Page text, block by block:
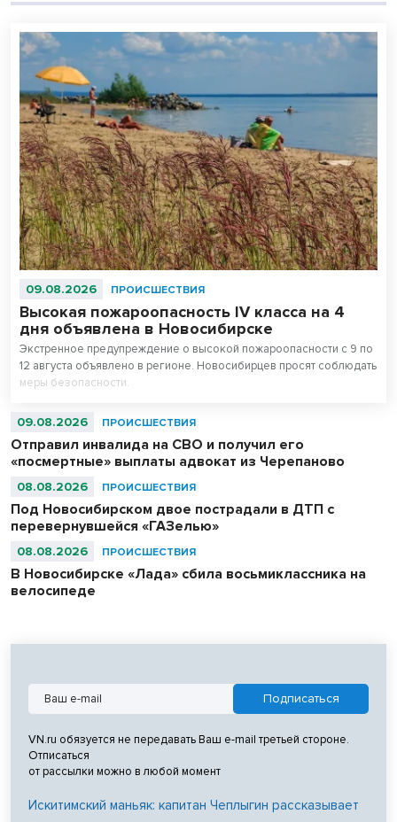
09.08.2026 ПРОИСШЕСТВИЯ
Высокая пожароопасность IV класса на 4
дня объявлена в Новосибирске
Экстренное предупреждение о высокой пожароопасности с 9 по
12 августа объявлено в регионе. Новосибирцев просят соблюдать
меры безопасности.
09.08.2026 ПРОИСШЕСТВИЯ
Отправил инвалида на СВО и получил его
«посмертные» выплаты адвокат из Черепаново
08.08.2026 ПРОИСШЕСТВИЯ
Под Новосибирском двое пострадали в ДТП с
перевернувшейся «ГАЗелью»
08.08.2026 ПРОИСШЕСТВИЯ
В Новосибирске «Лада» сбила восьмиклассника на
велосипеде
VN.ru обязуется не передавать Ваш e-mail третьей стороне.
Отписаться
от рассылки можно в любой момент
Искитимский маньяк: капитан Чеплыгин рассказывает